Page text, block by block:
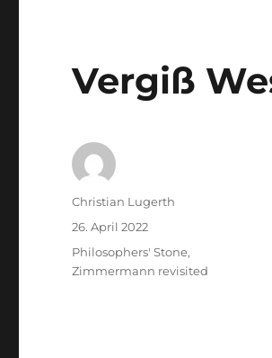
Vergiß
Autor
Christian Lugerth
Veröffentlicht
am
26. April 2022
Kategorien
Philosophers' Stone,
Zimmermann revisited